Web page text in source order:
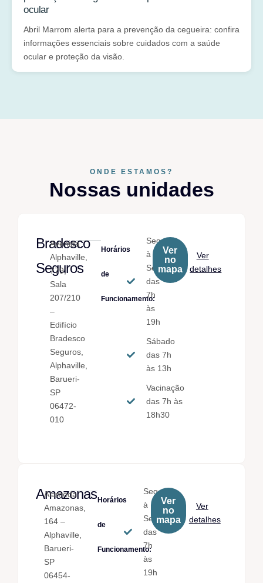
ocular
Abril Marrom alerta para a prevenção da cegueira: confira
informações essenciais sobre cuidados com a saúde
ocular e proteção da visão.
ONDE ESTAMOS?
Nossas unidades
Bradesco
Seguros
Avenida
Alphaville,
779,
Sala
207/210
–
Edifício
Bradesco
Seguros,
Alphaville,
Barueri-
SP
06472-
010
Horários
de
Funcionamento:
Seg.
à
Sex.
das
7h
às
19h
Sábado
das 7h
às 13h
Vacinação
das 7h às
18h30
Ver
no
mapa
Ver
detalhes
Amazonas
Alameda
Amazonas,
164 –
Alphaville,
Barueri-
SP
06454-
Horários
de
Funcionamento:
Seg.
à
Sex.
das
7h
às
19h
Ver
no
mapa
Ver
detalhes